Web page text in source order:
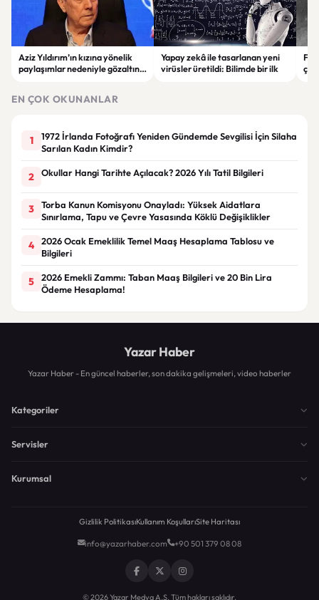
Aziz Yıldırım’ın kızına yönelik
paylaşımlar nedeniyle gözaltına
Yapay zekâ ile tasarlanan yeni
virüsler üretildi: Bilimde bir ilk
EN ÇOK OKUNANLAR
1
1972 İrlanda Fotoğrafı Yeniden Gündemde Sevgilisi İçin Silaha
Sarılan Kadın Kimdir?
2 Okullar Hangi Tarihte Açılacak? 2026 Yılı Tatil Bilgileri
3
Torba Kanun Komisyonu Onayladı: Yüksek Aidatlara
Sınırlama, Tapu ve Çevre Yasasında Köklü Değişiklikler
4
2026 Ocak Emeklilik Temel Maaş Hesaplama Tablosu ve
Bilgileri
5
2026 Emekli Zammı: Taban Maaş Bilgileri ve 20 Bin Lira
Ödeme Hesaplama!
Yazar Haber
Yazar Haber - En güncel haberler, son dakika gelişmeleri, video haberler
Kategoriler
Servisler
Kurumsal
Gizlilik PolitikasıKullanım KoşullarıSite Haritası
info@yazarhaber.com +90 501 379 08 08
© 2026 Yazar Medya A.Ş. Tüm hakları saklıdır.